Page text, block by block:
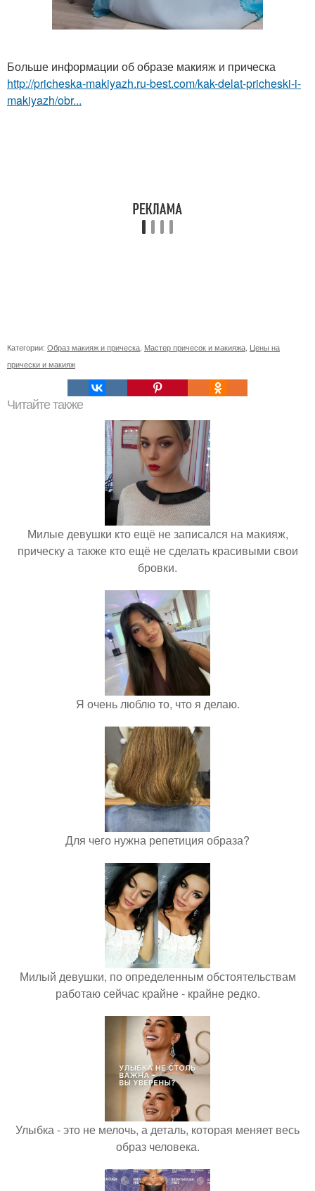
Больше информации об образе макияж и прическа
http://pricheska-makiyazh.ru-best.com/kak-delat-pricheski-i-
makiyazh/obr...
Категории: Образ макияж и прическа Мастер причесок и макияжа Цены на
прически и макияж
Читайте также
Милые девушки кто ещё не записался на макияж,
прическу а также кто ещё не сделать красивыми свои
бровки.
Я очень люблю то, что я делаю.
Для чего нужна репетиция образа?
Милый девушки, по определенным обстоятельствам
работаю сейчас крайне - крайне редко.
Улыбка - это не мелочь, а деталь, которая меняет весь
образ человека.